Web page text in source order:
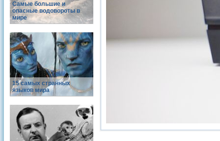
Самые большие и
опасные водовороты в
мире
15 самых странных
языков мира